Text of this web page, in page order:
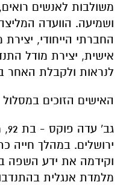
משולבות לאנשים רואים,
ושמיעה. הוועדה
החברתי הייחודי,
אישית, יצירת מודל
לנראות ולקבלת האחר
האישים הזוכים
ירושלים. במהלך חייה
וקידמה את ידע השפה
מלמדת אנגלית